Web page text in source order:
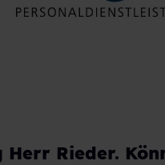
Herr Rieder.